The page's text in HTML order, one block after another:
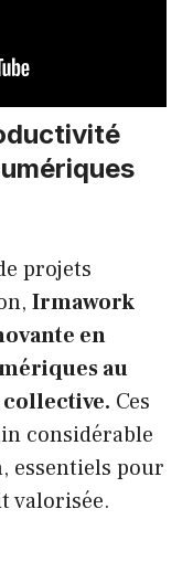
projets
Irmawork
en
au
Ces
considérable
essentiels pour
valorisée.